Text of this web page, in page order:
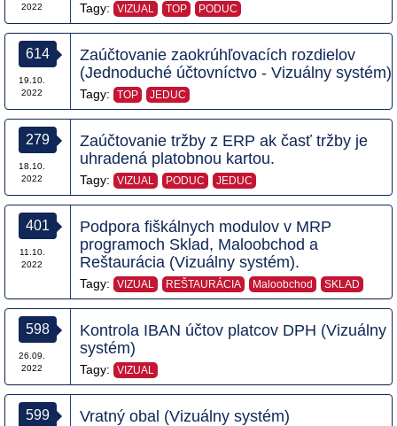
2022
Tagy: VIZUAL TOP PODUC
614
19.10.
2022
Zaúčtovanie zaokrúhľovacích rozdielov
(Jednoduché účtovníctvo - Vizuálny systém)
Tagy: TOP JEDUC
279
18.10.
2022
Zaúčtovanie tržby z ERP ak časť tržby je
uhradená platobnou kartou.
Tagy: VIZUAL PODUC JEDUC
401
11.10.
2022
Podpora fiškálnych modulov v MRP
programoch Sklad, Maloobchod a
Reštaurácia (Vizuálny systém).
Tagy: VIZUAL REŠTAURÁCIA Maloobchod SKLAD
598
26.09.
2022
Kontrola IBAN účtov platcov DPH (Vizuálny
systém)
Tagy: VIZUAL
599 Vratný obal (Vizuálny systém)